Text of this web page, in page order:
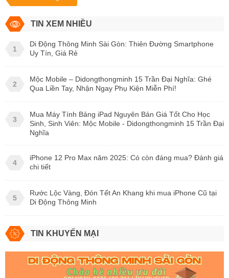
TIN XEM NHIỀU
1
Di Động Thông Minh Sài Gòn: Thiên Đường Smartphone
Uy Tín, Giá Rẻ
2
Mộc Mobile – Didongthongminh 15 Trần Đại Nghĩa: Ghé
Qua Liền Tay, Nhận Ngay Phụ Kiện Miễn Phí!
3
Mua Máy Tính Bảng iPad Nguyên Bản Giá Tốt Cho Học
Sinh, Sinh Viên: Mộc Mobile - Didongthongminh 15 Trần Đại
Nghĩa
4
iPhone 12 Pro Max năm 2025: Có còn đáng mua? Đánh giá
chi tiết
5
Rước Lộc Vàng, Đón Tết An Khang khi mua iPhone Cũ tại
Di Động Thông Minh
TIN KHUYẾN MẠI